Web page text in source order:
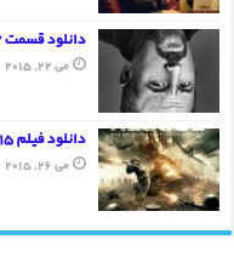
دانلود قسمت 7 فصل 5 سریال Louie
می 22, 2015
دانلود فیلم The Last Rescue 2015
می 26, 2015